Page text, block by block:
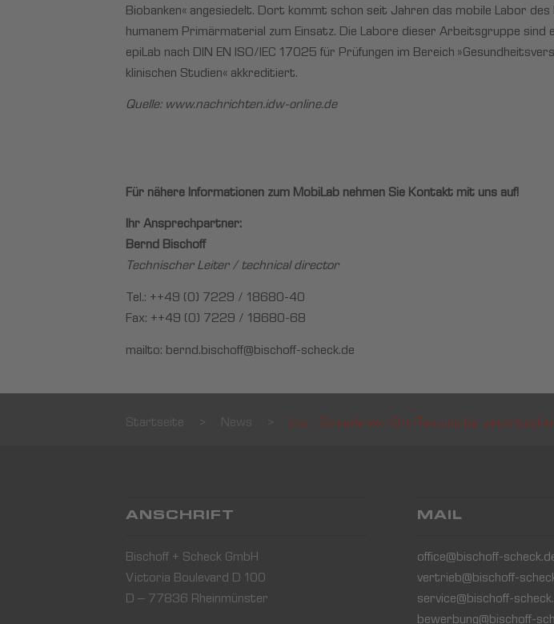
Biobanken« angesiedelt. Dort kommt schon seit Jahren das mobile Labor
humanem Primärmaterial zum Einsatz. Die Labore dieser Arbeitsgruppe
epiLab nach DIN EN ISO/IEC 17025 für Prüfungen im Bereich
klinischen Studien« akkreditiert.
Quelle: www.nachrichten.idw-online.de
Für nähere Informationen zum MobiLab nehmen Sie Kontakt mit uns auf!
Ihr Ansprechpartner:
Bernd Bischoff
Technischer Leiter / technical director
Tel.: ++49 (0) 7229 / 18680-40
Fax: ++49 (0) 7229 / 18680-68
mailto: bernd.bischoff@bischoff-scheck.de
Startseite News idw | Schnelle Vor-Ort-Testung bei
ANSCHRIFT
Bischoff + Scheck GmbH
Victoria Boulevard D 100
D – 77836 Rheinmünster
MAIL
office@bischoff-
vertrieb@bischoff-
service@bischoff-
bewerbung@bischoff-